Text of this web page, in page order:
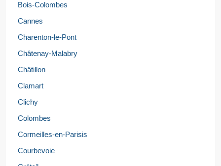
Bois-Colombes
Cannes
Charenton-le-Pont
Châtenay-Malabry
Châtillon
Clamart
Clichy
Colombes
Cormeilles-en-Parisis
Courbevoie